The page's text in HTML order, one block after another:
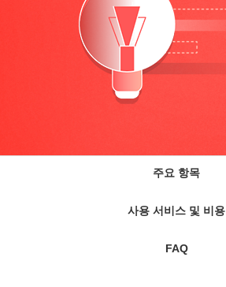
주요 항목
사용 서비스 및 비용
FAQ